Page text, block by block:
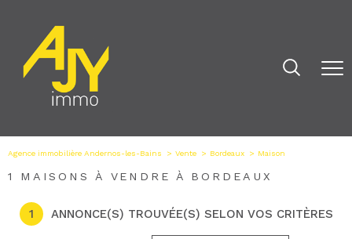
Agence immobilière Andernos-les-Bains Vente Bordeaux Maison
1 MAISONS À VENDRE À BORDEAUX
1 ANNONCE(S) TROUVÉE(S) SELON VOS CRITÈRES